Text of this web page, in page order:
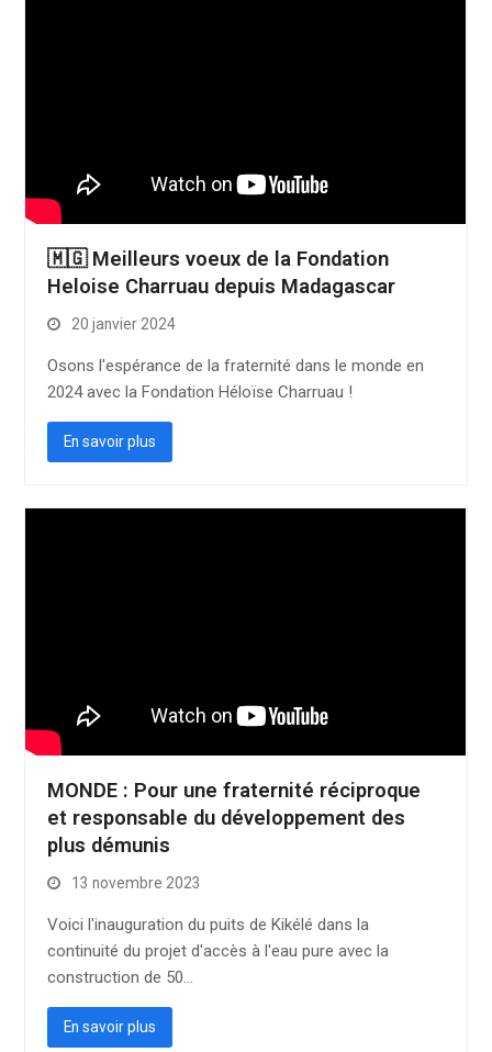
🇲🇬 Meilleurs voeux de la Fondation
Heloise Charruau depuis Madagascar
20 janvier 2024
Osons l'espérance de la fraternité dans le monde en
2024 avec la Fondation Héloïse Charruau !
En savoir plus
MONDE : Pour une fraternité réciproque
et responsable du développement des
plus démunis
13 novembre 2023
Voici l'inauguration du puits de Kikélé dans la
continuité du projet d'accès à l'eau pure avec la
construction de 50…
En savoir plus